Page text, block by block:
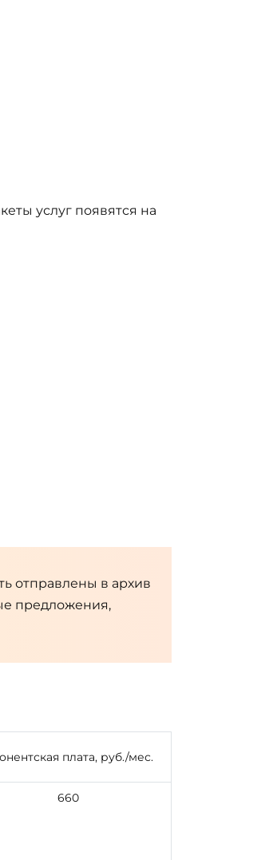
услуг появятся на
отправлены в архив
предложения,
плата, руб./мес.
660